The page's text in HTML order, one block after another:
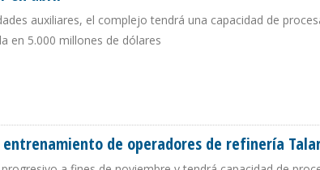
auxiliares, el complejo tendrá una capacidad de
en 5.000 millones de dólares
de operadores de refinería